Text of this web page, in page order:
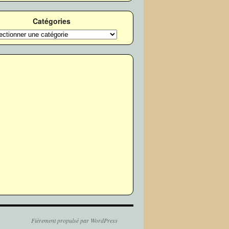
Catégories
Fièrement propulsé par WordPress